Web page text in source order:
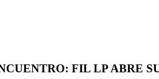
FIL LP ABRE